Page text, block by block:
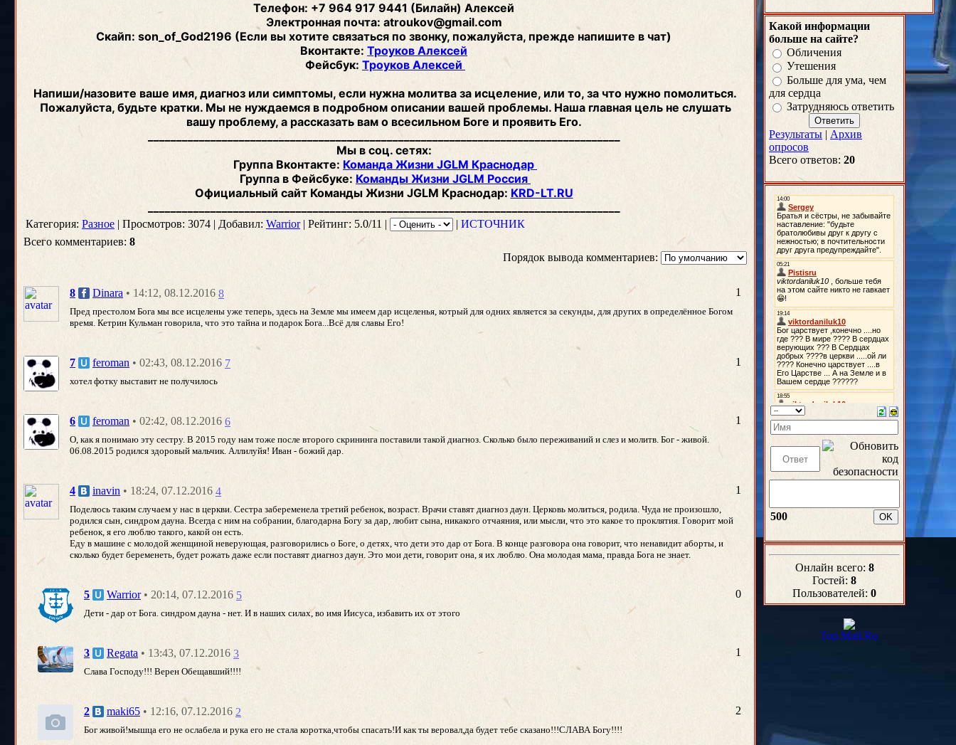
Телефон: +7 964 917 9441 (Билайн) Алексей
Электронная почта: atroukov@gmail.com
Скайп: son_of_God2196 (Если вы хотите связаться по звонку, пожалуйста, прежде напишите в чат)
Вконтакте: Троуков Алексей
Фейсбук: Троуков Алексей
Напиши/назовите ваше имя, диагноз или симптомы, если нужна молитва за исцеление, или то, за что нужно помолиться.
Пожалуйста, будьте кратки. Мы не нуждаемся в подробном описании вашей проблемы. Наша главная цель не слушать
вашу проблему, а рассказать вам о всесильном Боге и проявить Его.
___________________________________________________________________________________
Мы в соц. сетях:
Группа Вконтакте: Команда Жизни JGLM Краснодар
Группа в Фейсбуке: Команды Жизни JGLM Россия
Официальный сайт Команды Жизни JGLM Краснодар: KRD-LT.RU
Категория: Разное | Просмотров: 3074 | Добавил: Warrior| Рейтинг: 5.0/11 | | ИСТОЧНИК
Всего комментариев: 8
Порядок вывода комментариев:
1
8 Dinara • 14:12, 08.12.2016 8
Пред престолом Бога мы все исцелены уже теперь, здесь на Земле мы имеем дар исцеленья, котрый для одних является за секунды, для других в определённое Богом
время. Кетрин Кульман говорила, что это тайна и подарок Бога...Всё для славы Его!
1
7 feroman • 02:43, 08.12.2016 7
хотел фотку выставит не получилось
1
6 feroman • 02:42, 08.12.2016 6
О, как я понимаю эту сестру. В 2015 году нам тоже после второго скрининга поставили такой диагноз. Сколько было переживаний и слез и молитв. Бог - живой.
06.08.2015 родился здоровый мальчик. Аллилуйя! Иван - божий дар.
1
4 inavin • 18:24, 07.12.2016 4
Поделюсь таким случаем у нас в церкви. Сестра забеременела третий ребенок, возраст. Врачи ставят диагноз даун. Церковь молиться, родила. Чуда не произошло,
родился сын, синдром дауна. Всегда с ним на собрании, благодарна Богу за дар, любит сына, никакого отчаяния, или мысли, что это какое то проклятия. Говорит мой
ребенок, я его люблю такого, какой он есть.
Еду в машине с молодой женщиной неверующая, разговорились о Боге, о детях, что дети это дар от Бога. В конце разговора она говорит, что ненавидит аборты, и
сколько будет беременеть, будет рожать даже если поставят диагноз даун. Это мои дети, говорит она, я их люблю. Она молодая мама, правда Бога не знает.
0
5 Warrior • 20:14, 07.12.2016 5
Дети - дар от Бога. синдром дауна - нет. И в наших силах, во имя Иисуса, избавить их от этого
1
3 Regata • 13:43, 07.12.2016 3
Слава Господу!!! Верен Обещавший!!!!
2
2 maki65 • 12:16, 07.12.2016 2
Бог живой!мышца его не ослабела и рука его не стала коротка,чтобы спасать!И как ты веровал,да будет тебе сказано!!!СЛАВА Богу!!!!
Какой информации
больше на сайте?
Обличения
Утешения
Больше для ума, чем
для сердца
Затрудняюсь ответить
Результаты | Архив
опросов
Всего ответов: 20
500
Онлайн всего: 8
Гостей: 8
Пользователей: 0